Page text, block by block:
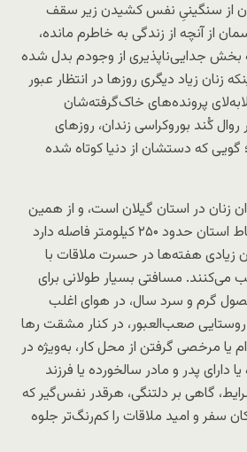
از سنگینیِ نفس کشیدن زیر سقف
از آنچه از زندگی به خاطرم مانده،
بخش جدایی‌ناپذیری از وجودم بدل شده
زنان زیاد دیگری روزها در انتظار عبور
پرونده‌های خاک‌گرفته‌شان
کُند بوروکراسی زندان، روزهای
که دستشان از دنیا کوتاه شده
زنان در استان گیلان است، و از همین
منظر چون با دورترین نقاط استان حدود ۲۵۰ کیلومتر فاصله دارد
زیادی هفته‌ها در حسرت ملاقات با
می‌کنند. مسافتی بسیار طولانی برای
گرم و سرد سال، در هوای اغلب
روستایی صعب‌العبور، در کنار مشقت رها
یا مرخصی گرفتن از محل کار، به‌ویژه در
دارای پدر و مادر سالخورده یا فرزند
گاهی بر دلتنگی، هرقدر نفس‌گیر که
سفر و امید ملاقات را کم‌رنگ‌تر جلوه